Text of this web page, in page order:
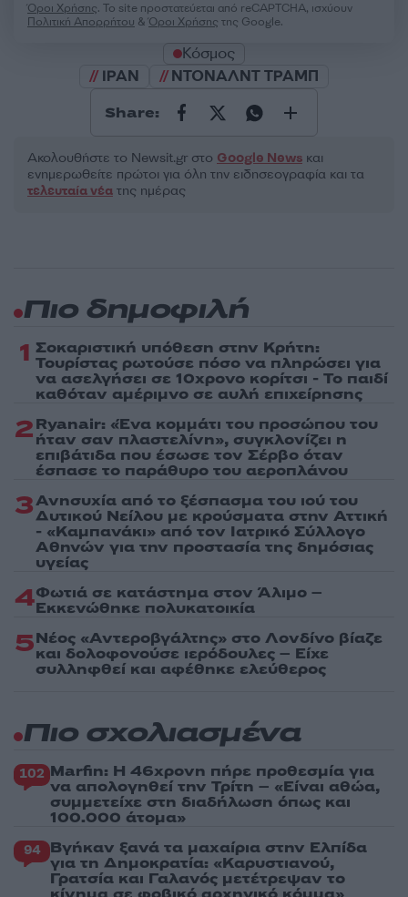
Όροι Χρήσης. Το site προστατεύεται από reCAPTCHA, ισχύουν
Πολιτική Απορρήτου &Όροι Χρήσης της Google.
Κόσμος
ΙΡΑΝ
ΝΤΟΝΑΛΝΤ ΤΡΑΜΠ
Share:
Ακολουθήστε το Νewsit.gr στο Google News και
ενημερωθείτε πρώτοι για όλη την ειδησεογραφία και τα
τελευταία νέα της ημέρας
Πιο δημοφιλή
1 Σοκαριστική υπόθεση στην Κρήτη:
Τουρίστας ρωτούσε πόσο να πληρώσει για
να ασελγήσει σε 10χρονο κορίτσι - Το παιδί
καθόταν αμέριμνο σε αυλή επιχείρησης
2Ryanair: «Ένα κομμάτι του προσώπου του
ήταν σαν πλαστελίνη», συγκλονίζει η
επιβάτιδα που έσωσε τον Σέρβο όταν
έσπασε το παράθυρο του αεροπλάνου
3Ανησυχία από το ξέσπασμα του ιού του
Δυτικού Νείλου με κρούσματα στην Αττική
- «Καμπανάκι» από τον Ιατρικό Σύλλογο
Αθηνών για την προστασία της δημόσιας
υγείας
4Φωτιά σε κατάστημα στον Άλιμο –
Εκκενώθηκε πολυκατοικία
5Νέος «Αντεροβγάλτης» στο Λονδίνο βίαζε
και δολοφονούσε ιερόδουλες – Είχε
συλληφθεί και αφέθηκε ελεύθερος
Πιο σχολιασμένα
102 Marfin: Η 46χρονη πήρε προθεσμία για
να απολογηθεί την Τρίτη – «Είναι αθώα,
συμμετείχε στη διαδήλωση όπως και
100.000 άτομα»
94 Βγήκαν ξανά τα μαχαίρια στην Ελπίδα
για τη Δημοκρατία: «Καρυστιανού,
Γρατσία και Γαλανός μετέτρεψαν το